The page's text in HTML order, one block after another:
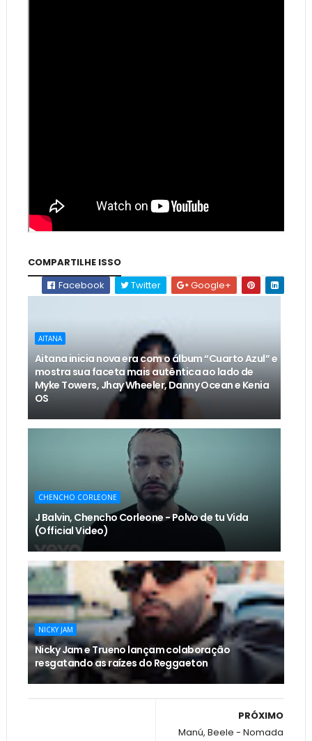
COMPARTILHE ISSO
Facebook
Twitter Google+
AITANA
Aitana inicia nova era com o álbum “Cuarto Azul” e
mostra sua faceta mais autêntica ao lado de
Myke Towers, Jhay Wheeler, Danny Ocean e Kenia
OS
CHENCHO CORLEONE
J Balvin, Chencho Corleone - Polvo de tu Vida
(Official Video)
NICKY JAM
Nicky Jam e Trueno lançam colaboração
resgatando as raízes do Reggaeton
PRÓXIMO
Manú, Beele - Nomada